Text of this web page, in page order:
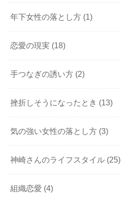
年下女性の落とし方 (1)
恋愛の現実 (18)
手つなぎの誘い方 (2)
挫折しそうになったとき (13)
気の強い女性の落とし方 (3)
神崎さんのライフスタイル (25)
組織恋愛 (4)